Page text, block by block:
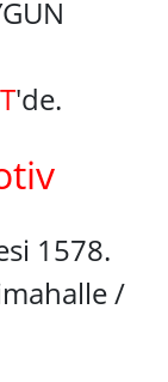
'de.
1578.
/